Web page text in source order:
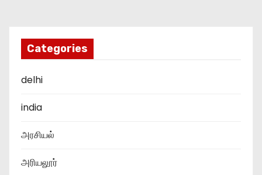
Categories
delhi
india
அரசியல்
அரியலூர்